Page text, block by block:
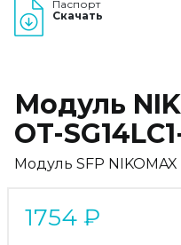
Паспорт
Скачать
Модуль
OT-
Модуль SFP NIKOMAX
1754 ₽